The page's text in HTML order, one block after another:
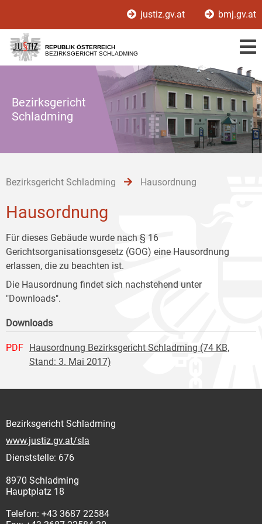
[1]
[2]
[3]
justiz.gv.at bmj.gv.at
REPUBLIK ÖSTERREICH
BEZIRKSGERICHT SCHLADMING
Bezirksgericht
Schladming
Bezirksgericht Schladming Hausordnung
Hausordnung
Für dieses Gebäude wurde nach § 16
Gerichtsorganisationsgesetz (GOG) eine Hausordnung
erlassen, die zu beachten ist.
Die Hausordnung findet sich nachstehend unter
"Downloads".
Downloads
PDF
Hausordnung Bezirksgericht Schladming (74 KB,
Stand: 3. Mai 2017)
Bezirksgericht Schladming
www.justiz.gv.at/sla
Dienststelle: 676
8970 Schladming
Hauptplatz 18
Telefon: +43 3687 22584